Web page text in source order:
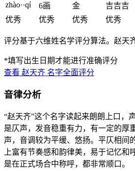
zhào··qí
6画 金 吉吉吉
优秀
优秀 优秀 优秀
评分基于六维姓名学评分算法。赵天
*填写出生日期才能进行准确评分
查看 赵天齐 名字全面评分
音律分析
“赵天齐”这个名字读起来朗朗上口，
是仄声，发音稳重有力，有一定的厚
声，音调较为平缓、悠扬。平仄相间
上富有节奏感和韵律美，易于记忆和
是在正式场合中称呼，都非常顺口。